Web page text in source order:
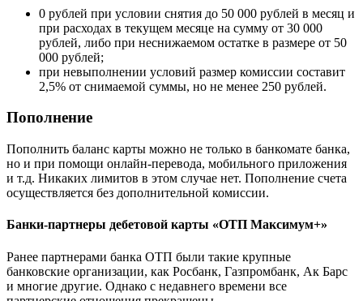
0 рублей при условии снятия до 50 000 рублей в месяц и
при расходах в текущем месяце на сумму от 30 000
рублей, либо при неснижаемом остатке в размере от 50
000 рублей;
при невыполнении условий размер комиссии составит
2,5% от снимаемой суммы, но не менее 250 рублей.
Пополнение
Пополнить баланс карты можно не только в банкомате банка,
но и при помощи онлайн-перевода, мобильного приложения
и т.д. Никаких лимитов в этом случае нет. Пополнение счета
осуществляется без дополнительной комиссии.
Банки-партнеры дебетовой карты «ОТП Максимум+»
Ранее партнерами банка ОТП были такие крупные
банковские организации, как Росбанк, Газпромбанк, Ак Барс
и многие другие. Однако с недавнего времени все